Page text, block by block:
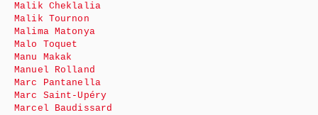
Malik Cheklalia
Malik Tournon
Malima Matonya
Malo Toquet
Manu Makak
Manuel Rolland
Marc Pantanella
Marc Saint-Upéry
Marcel Baudissard